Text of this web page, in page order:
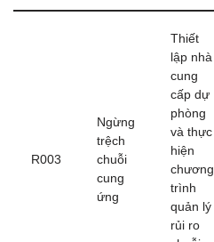
R003
Ngừng
trệch
chuỗi
cung
ứng
Thiết
lập nhà
cung
cấp dự
phòng
và thực
hiện
chương
trình
quản lý
rủi ro